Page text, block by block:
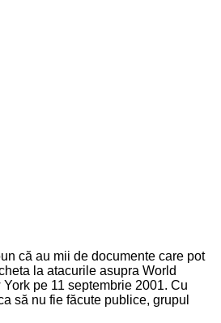
că au mii de documente care pot
la atacurile asupra World
pe 11 septembrie 2001. Cu
să nu fie făcute publice, grupul